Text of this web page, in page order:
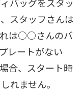
スタッフさんは
れは○○さんのバ
レートがない
合、スタート時
れません。